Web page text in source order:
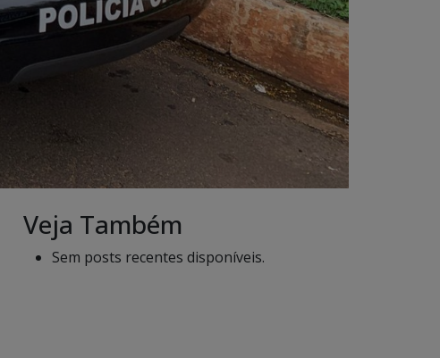
Veja Também
Sem posts recentes disponíveis.